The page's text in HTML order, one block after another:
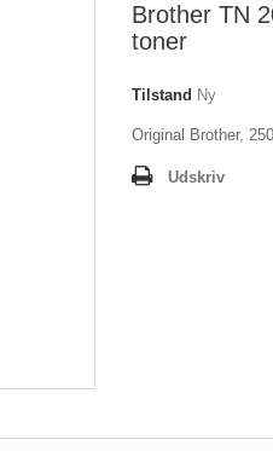
Brother TN
toner
Tilstand Ny
Original Brother,
Udskriv